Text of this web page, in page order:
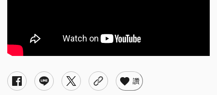
讚